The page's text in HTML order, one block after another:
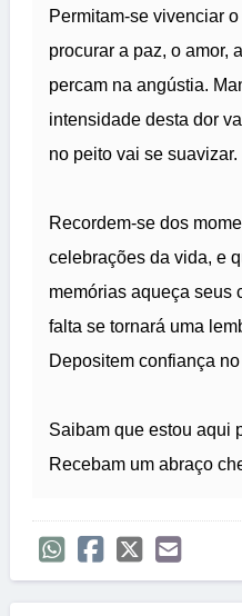
Permitam-se vivenciar
procurar a paz, o amor,
percam na angústia.
intensidade desta dor
no peito vai se suavizar.
Recordem-se dos
celebrações da vida, e
memórias aqueça seus
falta se tornará uma
Depositem confiança
Saibam que estou aqui
Recebam um abraço